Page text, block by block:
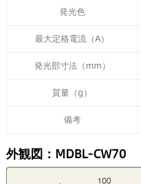
発光色
最大定格電流（A）
発光部寸法（mm）
質量（g）
備考
外観図：MDBL-CW70